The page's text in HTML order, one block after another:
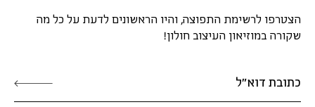
הצטרפו לרשימת התפוצה, והיו הראשונים לדעת על כל מה
שקורה במוזיאון העיצוב חולון!